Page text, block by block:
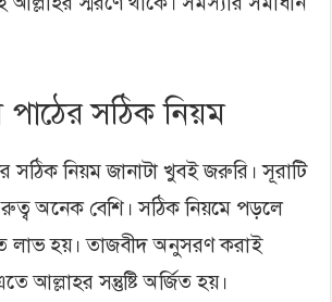
সঠিক নিয়ম
সঠিক নিয়ম জানাটা খুবই জরুরি। সূরাটি
অনেক বেশি। সঠিক নিয়মে পড়লে
লাভ হয়। তাজবীদ অনুসরণ করাই
আল্লাহর সন্তুষ্টি অর্জিত হয়।